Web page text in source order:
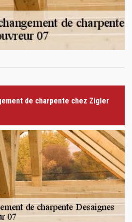
de charpente chez Zigler